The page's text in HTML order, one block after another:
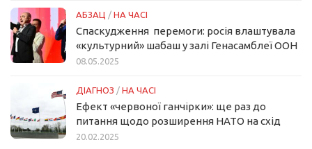
АБЗАЦ / НА ЧАСІ
Спаскудження перемоги: росія влаштувала
«культурний» шабаш у залі Генасамблеї ООН
08.05.2025
ДІАГНОЗ / НА ЧАСІ
Ефект «червоної ганчірки»: ще раз до
питання щодо розширення НАТО на схід
20.02.2025